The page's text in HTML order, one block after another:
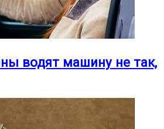
водят машину не так,